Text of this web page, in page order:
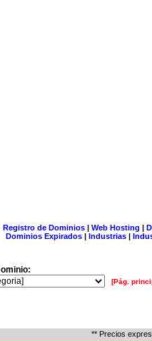
Registro de Dominios| Web Hosting |
Dominios Expirados | Industrias |
[Pág.
** Precios